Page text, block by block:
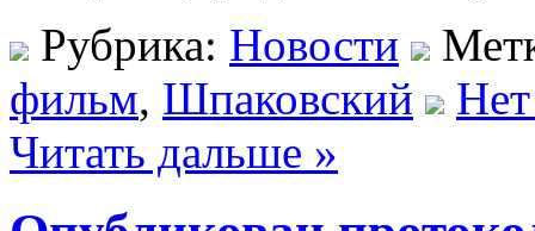
Рубрика: Новости
фильм, Шпаковский
Читать дальше »